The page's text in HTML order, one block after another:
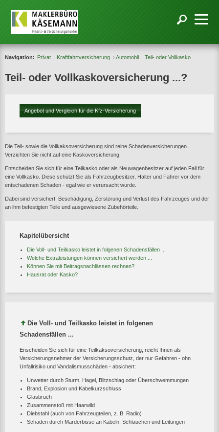
Navigation: Privat Kraftfahrtversicherung Automobil Teil- oder Vollkasko
Teil- oder Vollkaskoversicherung ...?
Angebot und Vergleich für die Kfz-Versicherung
Die Teil- sowie die Vollkaksoversicherung sind reine Schadenversicherungen.
Verzichten Sie nicht auf eine Kaskoversicherung.
Entscheiden Sie sich für eine Teilkasko oder als Neuwagenbesitzer auf jeden Fall für
eine Vollkasko. Diese schützt Sie als Fahrzeugbesitzer, Halter und Fahrer vor dem
entschadenen Schaden - egal wie er verursacht wurde.
Dabei sind versichert: Beschädigung, Zerstörung und Verlust des Fahrzeuges und der
an ihm befestigten Teile und ausgewiesene Zubehörteile.
Kapitelübersicht
Die Voll- und Teilkasko leistet in folgenen Schadensfällen ...
Welche Extraleistungen können versichert werden ...
Können Sie mit Beitragsnachlässen rechnen?
Hausrat oder Kasko?
Die Voll- und Teilkasko leistet in folgenen
Schadensfällen ...
Enscheiden Sie sich für eine Teilkaksoversicherung, reicht Ihnen als
Versicherungsnehmer der Versicherungsschutz, der nur Gefahren - ohn
Unfallrisiko und Vandalismusschäden - absichert:
Unwetter durch Sturm, Hagel, Blitzschlag oder Überschwemmungen
Brand, Explosion und Kabelkurzschluss
Glasbruch
Zusammenstoß mit Haarwild
Diebstahl (auch von Fahrzeugteilen, z. B. Radio)
Schäden durch Marderbisse an Kabeln, Schläuchen und Leitungen